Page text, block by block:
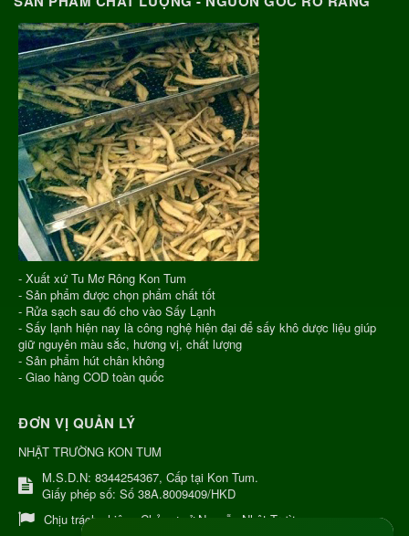
- Xuất xứ Tu Mơ Rông Kon Tum
- Sản phẩm được chọn phẩm chất tốt
- Rửa sạch sau đó cho vào Sấy Lạnh
- Sấy lạnh hiện nay là công nghệ hiện đại để sấy khô dược liệu giúp
giữ nguyên màu sắc, hương vị, chất lượng
- Sản phẩm hút chân không
- Giao hàng COD toàn quốc
ĐƠN VỊ QUẢN LÝ
NHẬT TRƯỜNG KON TUM
M.S.D.N: 8344254367, Cấp tại Kon Tum.
Giấy phép số: Số 38A.8009409/HKD
Chịu trách nhiệm: Chủ cơ sở Nguyễn Nhật Trường